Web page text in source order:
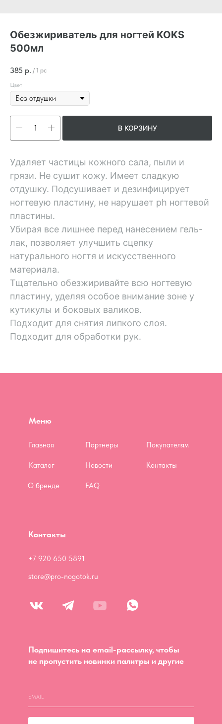
Обезжириватель для ногтей KOKS
500мл
385 р. / 1 pc
Цвет
В КОРЗИНУ
Удаляет частицы кожного сала, пыли и
грязи. Не сушит кожу. Имеет сладкую
отдушку. Подсушивает и дезинфицирует
ногтевую пластину, не нарушает ph ногтевой
пластины.
Убирая все лишнее перед нанесением гель-
лак, позволяет улучшить сцепку
натурального ногтя и искусственного
материала.
Тщательно обезжиривайте всю ногтевую
пластину, уделяя особое внимание зоне у
кутикулы и боковых валиков.
Подходит для снятия липкого слоя.
Подходит для обработки рук.
Меню
Главная
Каталог
О бренде
Партнеры
Новости Контакты
Покупателям
Контакты
Подпишитесь на email-рассылку, чтобы
не пропустить новинки палитры и другие
+7 920 650 5891
store@pro-nogotok.ru
FAQ